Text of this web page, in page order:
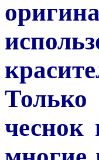
Только
чеснок